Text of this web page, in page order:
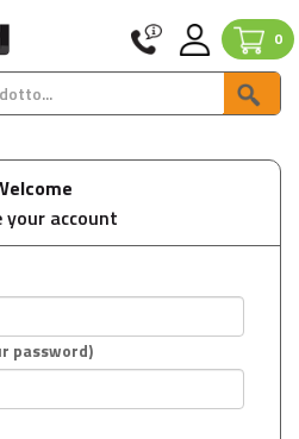
0
your account
password)